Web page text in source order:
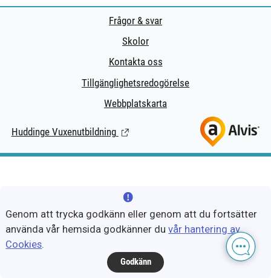
Frågor & svar
Skolor
Kontakta oss
Tillgänglighetsredogörelse
Webbplatskarta
Huddinge Vuxenutbildning (Länk till extern sida.)
Genom att trycka godkänn eller genom att du fortsätter
använda vår hemsida godkänner duvår hantering av
Cookies.
Godkänn